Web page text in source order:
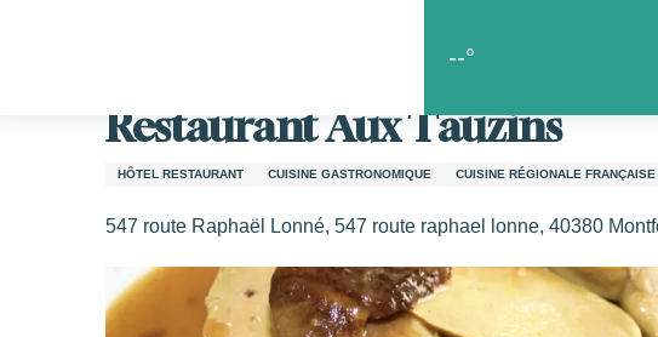
--°
Restaurant Aux Tauzins
HÔTEL RESTAURANT CUISINE GASTRONOMIQUE CUISINE RÉGIONALE FRANÇAISE
547 route Raphaël Lonné, 547 route raphael lonne, 40380